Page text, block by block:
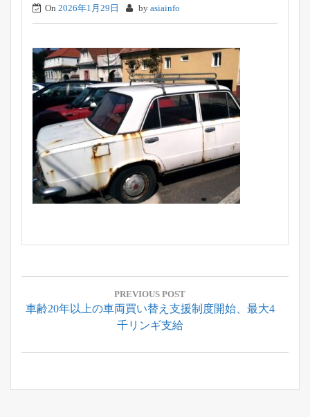
On 2026年1月29日 by asiainfo
投
ナ
ゲ
シ
PREVIOUS POST
Previous
車齢20年以上の車両買い替え支援制度開始、最大4
千リンギ支給